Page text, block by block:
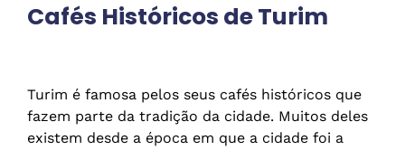
Cafés Históricos de Turim
Turim é famosa pelos seus cafés históricos que
fazem parte da tradição da cidade. Muitos deles
existem desde a época em que a cidade foi a